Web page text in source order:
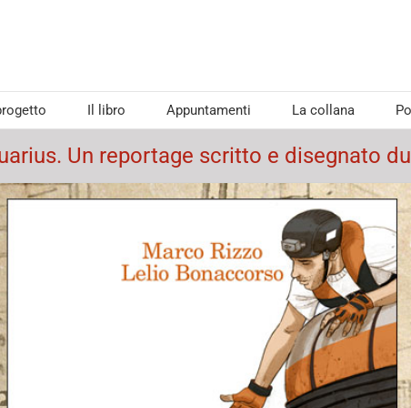
Il libro Appuntamenti La collana
Un reportage scritto e disegnato